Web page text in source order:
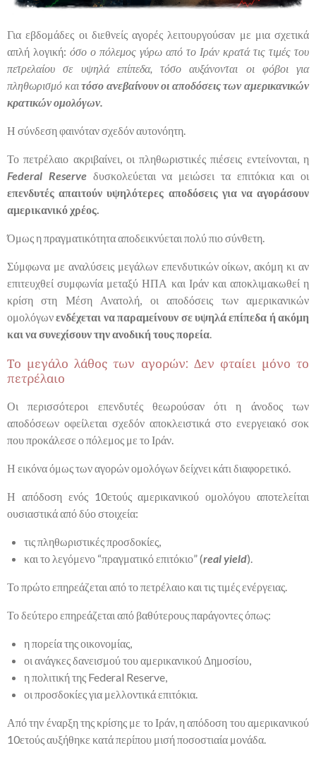
Για εβδομάδες οι διεθνείς αγορές λειτουργούσαν με μια σχετικά
απλή λογική: όσο ο πόλεμος γύρω από το Ιράν κρατά τις τιμές του
πετρελαίου σε υψηλά επίπεδα, τόσο αυξάνονται οι φόβοι για
πληθωρισμό καιτόσο ανεβαίνουν οι αποδόσεις των αμερικανικών
κρατικών ομολόγων.
Η σύνδεση φαινόταν σχεδόν αυτονόητη.
Το πετρέλαιο ακριβαίνει, οι πληθωριστικές πιέσεις εντείνονται, η
Federal Reserveδυσκολεύεται να μειώσει τα επιτόκια και οι
επενδυτές απαιτούν υψηλότερες αποδόσεις για να αγοράσουν
αμερικανικό χρέος.
Όμως η πραγματικότητα αποδεικνύεται πολύ πιο σύνθετη.
Σύμφωνα με αναλύσεις μεγάλων επενδυτικών οίκων, ακόμη κι αν
επιτευχθεί συμφωνία μεταξύ ΗΠΑ και Ιράν και αποκλιμακωθεί η
κρίση στη Μέση Ανατολή, οι αποδόσεις των αμερικανικών
ομολόγωνενδέχεται να παραμείνουν σε υψηλά επίπεδα ή ακόμη
και να συνεχίσουν την ανοδική τους πορεία.
Το μεγάλο λάθος των αγορών: Δεν φταίει μόνο το
πετρέλαιο
Οι περισσότεροι επενδυτές θεωρούσαν ότι η άνοδος των
αποδόσεων οφείλεται σχεδόν αποκλειστικά στο ενεργειακό σοκ
που προκάλεσε ο πόλεμος με το Ιράν.
Η εικόνα όμως των αγορών ομολόγων δείχνει κάτι διαφορετικό.
Η απόδοση ενός 10ετούς αμερικανικού ομολόγου αποτελείται
ουσιαστικά από δύο στοιχεία:
τις πληθωριστικές προσδοκίες,
και το λεγόμενο “πραγματικό επιτόκιο” (real yield).
Το πρώτο επηρεάζεται από το πετρέλαιο και τις τιμές ενέργειας.
Το δεύτερο επηρεάζεται από βαθύτερους παράγοντες όπως:
η πορεία της οικονομίας,
οι ανάγκες δανεισμού του αμερικανικού Δημοσίου,
η πολιτική της Federal Reserve,
οι προσδοκίες για μελλοντικά επιτόκια.
Από την έναρξη της κρίσης με το Ιράν, η απόδοση του αμερικανικού
10ετούς αυξήθηκε κατά περίπου μισή ποσοστιαία μονάδα.